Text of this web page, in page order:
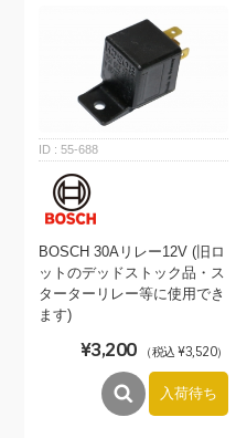
55-688
BOSCH 30Aリレー12V (旧ロ
ットのデッドストック品・ス
ターターリレー等に使用でき
ます)
¥3,200 （税込 ¥3,520）
入荷待ち